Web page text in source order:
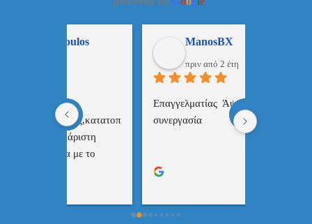
πριν από 2 έτη
Επαγγελματίας  Άψογη
συνεργασία